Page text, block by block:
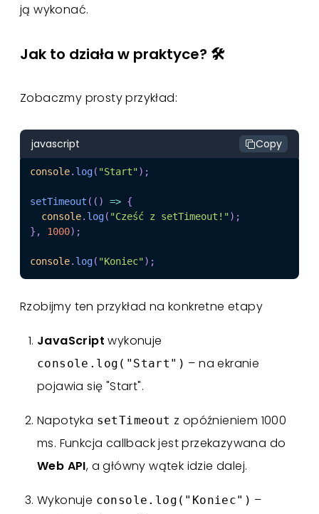
ją wykonać.
Jak to działa w praktyce? 🛠️
Zobaczmy prosty przykład:
javascript Copy
console. log( "Start") ;
setTimeout ( ( ) => {
console. log( "Cześć z setTimeout!") ;
} , 1000) ;
console. log( "Koniec") ;
Rzobijmy ten przykład na konkretne etapy
JavaScript wykonuje
console.log("Start") – na ekranie
pojawia się "Start".
Napotyka setTimeout z opóźnieniem 1000
ms. Funkcja callback jest przekazywana do
Web API, a główny wątek idzie dalej.
Wykonuje console.log("Koniec") –